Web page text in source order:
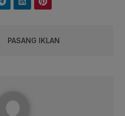
PASANG IKLAN